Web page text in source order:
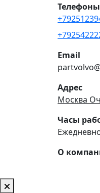
Телефоны
Email
Адрес
Москва
Часы
О